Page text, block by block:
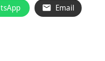
Email